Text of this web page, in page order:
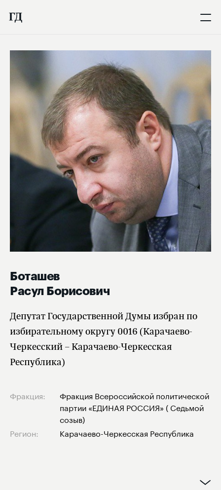
Боташев
Расул Борисович
Депутат Государственной Думы избран по
избирательному округу 0016 (Карачаево-
Черкесский – Карачаево-Черкесская
Республика)
Фракция:
Фракция Всероссийской политической
партии «ЕДИНАЯ РОССИЯ» ( Седьмой
созыв)
Регион:
Карачаево-Черкесская Республика